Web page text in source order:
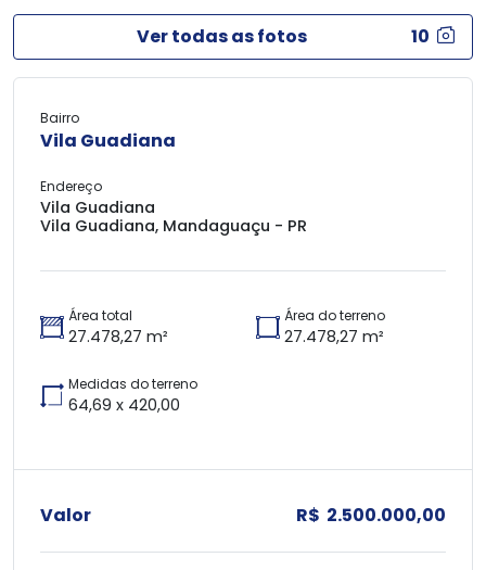
Ver todas as fotos 10
Bairro
Vila Guadiana
Endereço
Vila Guadiana
Vila Guadiana, Mandaguaçu - PR
Área total
27.478,27 m²
Área do terreno
27.478,27 m²
Medidas do terreno
64,69 x 420,00
Valor R$ 2.500.000,00